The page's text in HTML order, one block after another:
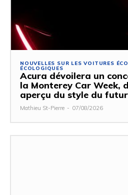
NOUVELLES SUR LES VOITURES
ÉCOLOGIQUES
Acura dévoilera un
la Monterey Car Week,
aperçu du style du
Mathieu St-Pierre - 07/08/2026